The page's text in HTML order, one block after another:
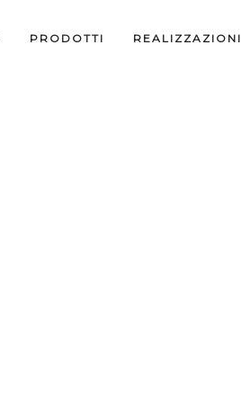
PRODOTTI REALIZZAZIONI